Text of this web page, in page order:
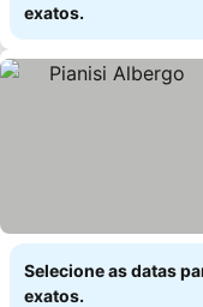
exatos.
Selecione as datas
exatos.